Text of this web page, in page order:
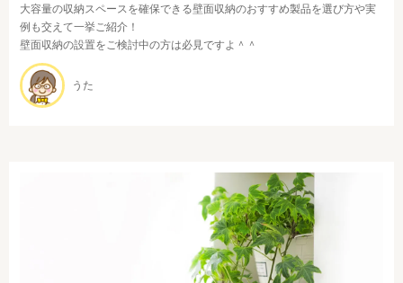
大容量の収納スペースを確保できる壁面収納のおすすめ製品を選び方や実
例も交えて一挙ご紹介！
壁面収納の設置をご検討中の方は必見ですよ＾＾
うた